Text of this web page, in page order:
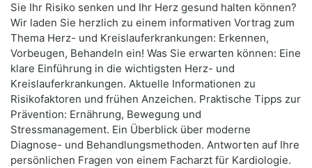
Sie Ihr Risiko senken und Ihr Herz gesund halten können?
Wir laden Sie herzlich zu einem informativen Vortrag zum
Thema Herz- und Kreislauferkrankungen: Erkennen,
Vorbeugen, Behandeln ein! Was Sie erwarten können: Eine
klare Einführung in die wichtigsten Herz- und
Kreislauferkrankungen. Aktuelle Informationen zu
Risikofaktoren und frühen Anzeichen. Praktische Tipps zur
Prävention: Ernährung, Bewegung und
Stressmanagement. Ein Überblick über moderne
Diagnose- und Behandlungsmethoden. Antworten auf Ihre
persönlichen Fragen von einem Facharzt für Kardiologie.